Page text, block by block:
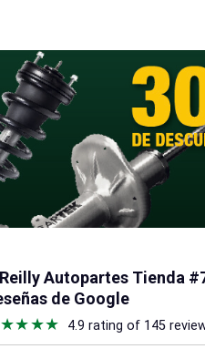
Autopartes Tienda
de Google
4.9 rating of 145